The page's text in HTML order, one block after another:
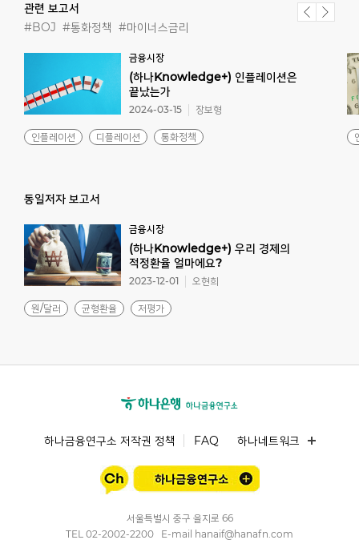
관련 보고서
#BOJ #통화정책 #마이너스금리
금융시장
(하나Knowledge+) 인플레이션은
끝났는가
인플레이션 디플레이션 통화정책
2024-03-15 장보형
동일저자 보고서
금융시장
(하나Knowledge+) 우리 경제의
적정환율 얼마에요?
원/달러 균형환율 저평가
2023-12-01 오현희
하나금융연구소 저작권 정책 FAQ 하나네트워크
서울특별시 중구 을지로 66
TEL 02-2002-2200 E-mail hanaif@hanafn.com